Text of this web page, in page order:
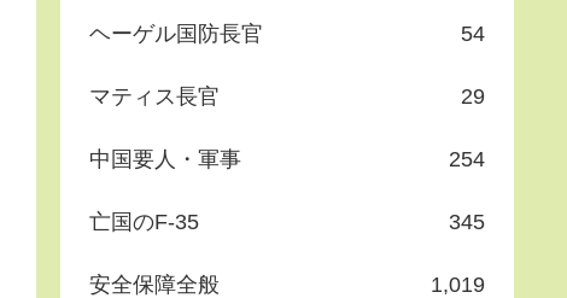
ヘーゲル国防長官 54
マティス長官 29
中国要人・軍事 254
亡国のF-35 345
安全保障全般 1,019